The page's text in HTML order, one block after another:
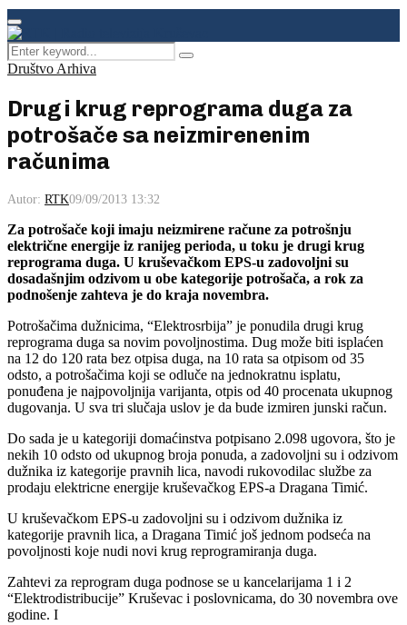
Facebook
Instagram
Youtube
Primary
Menu
Search
for:
Pretraga
Društvo Arhiva
Drugi krug reprograma duga za
potrošače sa neizmirenenim
računima
Autor: RTK09/09/2013 13:32
Za potrošače koji imaju neizmirene račune za potrošnju
električne energije iz ranijeg perioda, u toku je drugi krug
reprograma duga. U kruševačkom EPS-u zadovoljni su
dosadašnjim odzivom u obe kategorije potrošača, a rok za
podnošenje zahteva je do kraja novembra.
Potrošačima dužnicima, “Elektrosrbija” je ponudila drugi krug
reprograma duga sa novim povoljnostima. Dug može biti isplaćen
na 12 do 120 rata bez otpisa duga, na 10 rata sa otpisom od 35
odsto, a potrošačima koji se odluče na jednokratnu isplatu,
ponuđena je najpovoljnija varijanta, otpis od 40 procenata ukupnog
dugovanja. U sva tri slučaja uslov je da bude izmiren junski račun.
Do sada je u kategoriji domaćinstva potpisano 2.098 ugovora, što je
nekih 10 odsto od ukupnog broja ponuda, a zadovoljni su i odzivom
dužnika iz kategorije pravnih lica, navodi rukovodilac službe za
prodaju elektricne energije kruševačkog EPS-a Dragana Timić.
U kruševačkom EPS-u zadovoljni su i odzivom dužnika iz
kategorije pravnih lica, a Dragana Timić još jednom podseća na
povoljnosti koje nudi novi krug reprogramiranja duga.
Zahtevi za reprogram duga podnose se u kancelarijama 1 i 2
“Elektrodistribucije” Kruševac i poslovnicama, do 30 novembra ove
godine. I